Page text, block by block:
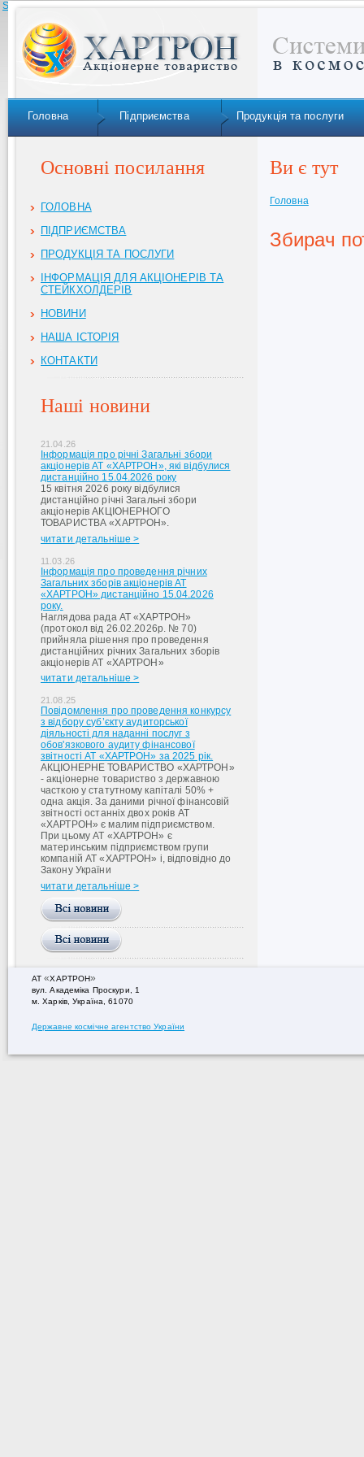
Skip to navigation
Головна Підприємства Продукція та послуги
Основні посилання
ГОЛОВНА
ПІДПРИЄМСТВА
ПРОДУКЦІЯ ТА ПОСЛУГИ
ІНФОРМАЦІЯ ДЛЯ АКЦІОНЕРІВ ТА
СТЕЙКХОЛДЕРІВ
НОВИНИ
НАША ІСТОРІЯ
КОНТАКТИ
Наші новини
21.04.26
Інформація про річні Загальні збори
акціонерів АТ «ХАРТРОН», які відбулися
дистанційно 15.04.2026 року
15 квітня 2026 року відбулися
дистанційно річні Загальні збори
акціонерів АКЦІОНЕРНОГО
ТОВАРИСТВА «ХАРТРОН».
читати детальніше >
11.03.26
Інформація про проведення річних
Загальних зборів акціонерів АТ
«ХАРТРОН» дистанційно 15.04.2026
року.
Наглядова рада АТ «ХАРТРОН»
(протокол від 26.02.2026р. № 70)
прийняла рішення про проведення
дистанційних річних Загальних зборів
акціонерів АТ «ХАРТРОН»
читати детальніше >
21.08.25
Повідомлення про проведення конкурсу
з відбору суб’єкту аудиторської
діяльності для наданні послуг з
обов'язкового аудиту фінансової
звітності АТ «ХАРТРОН» за 2025 рік.
АКЦІОНЕРНЕ ТОВАРИСТВО «ХАРТРОН»
- акціонерне товариство з державною
часткою у статутному капіталі 50% +
одна акція. За даними річної фінансовій
звітності останніх двох років АТ
«ХАРТРОН» є малим підприємством.
При цьому АТ «ХАРТРОН» є
материнським підприємством групи
компаній АТ «ХАРТРОН» і, відповідно до
Закону України
читати детальніше >
Ви є тут
Головна
Збирач
АТ«ХАРТРОН»
вул. Академiка Проскури, 1
м. Харків, Україна, 61070
Державне космічне агентство України